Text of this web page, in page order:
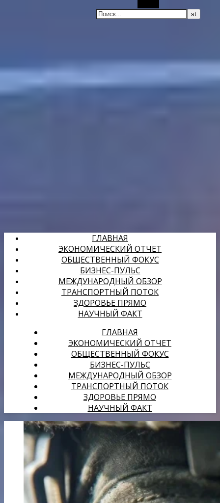
ГЛАВНАЯ
ЭКОНОМИЧЕСКИЙ ОТЧЕТ
ОБЩЕСТВЕННЫЙ ФОКУС
БИЗНЕС-ПУЛЬС
МЕЖДУНАРОДНЫЙ ОБЗОР
ТРАНСПОРТНЫЙ ПОТОК
ЗДОРОВЬЕ ПРЯМО
НАУЧНЫЙ ФАКТ
ГЛАВНАЯ
ЭКОНОМИЧЕСКИЙ ОТЧЕТ
ОБЩЕСТВЕННЫЙ ФОКУС
БИЗНЕС-ПУЛЬС
МЕЖДУНАРОДНЫЙ ОБЗОР
ТРАНСПОРТНЫЙ ПОТОК
ЗДОРОВЬЕ ПРЯМО
НАУЧНЫЙ ФАКТ